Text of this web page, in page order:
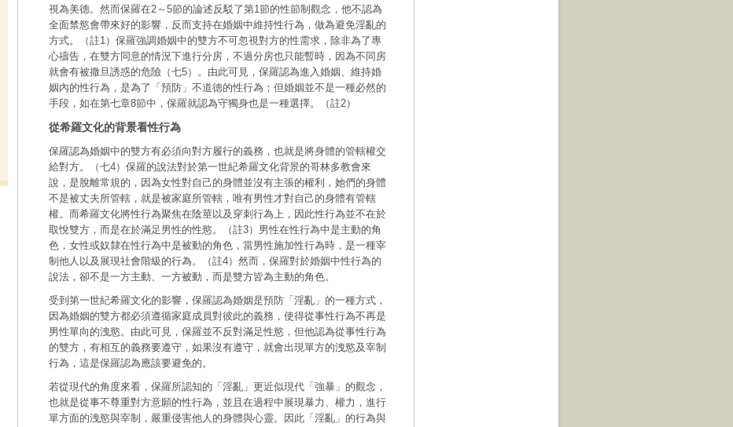
視為美德。然而保羅在2～5節的論述反駁了第1節的性節制觀念，他不認為
全面禁慾會帶來好的影響，反而支持在婚姻中維持性行為，做為避免淫亂的
方式。（註1）保羅強調婚姻中的雙方不可忽視對方的性需求，除非為了專
心禱告，在雙方同意的情況下進行分房，不過分房也只能暫時，因為不同房
就會有被撒旦誘惑的危險（七5）。由此可見，保羅認為進入婚姻、維持婚
姻內的性行為，是為了「預防」不道德的性行為；但婚姻並不是一種必然的
手段，如在第七章8節中，保羅就認為守獨身也是一種選擇。（註2）
從希羅文化的背景看性行為
保羅認為婚姻中的雙方有必須向對方履行的義務，也就是將身體的管轄權交
給對方。（七4）保羅的說法對於第一世紀希羅文化背景的哥林多教會來
說，是脫離常規的，因為女性對自己的身體並沒有主張的權利，她們的身體
不是被丈夫所管轄，就是被家庭所管轄，唯有男性才對自己的身體有管轄
權。而希羅文化將性行為聚焦在陰莖以及穿刺行為上，因此性行為並不在於
取悅雙方，而是在於滿足男性的性慾。（註3）男性在性行為中是主動的角
色，女性或奴隸在性行為中是被動的角色，當男性施加性行為時，是一種宰
制他人以及展現社會階級的行為。（註4）然而，保羅對於婚姻中性行為的
說法，卻不是一方主動、一方被動，而是雙方皆為主動的角色。
受到第一世紀希羅文化的影響，保羅認為婚姻是預防「淫亂」的一種方式，
因為婚姻的雙方都必須遵循家庭成員對彼此的義務，使得從事性行為不再是
男性單向的洩慾。由此可見，保羅並不反對滿足性慾，但他認為從事性行為
的雙方，有相互的義務要遵守，如果沒有遵守，就會出現單方的洩慾及宰制
行為，這是保羅認為應該要避免的。
若從現代的角度來看，保羅所認知的「淫亂」更近似現代「強暴」的觀念，
也就是從事不尊重對方意願的性行為，並且在過程中展現暴力、權力，進行
單方面的洩慾與宰制，嚴重侵害他人的身體與心靈。因此「淫亂」的行為與